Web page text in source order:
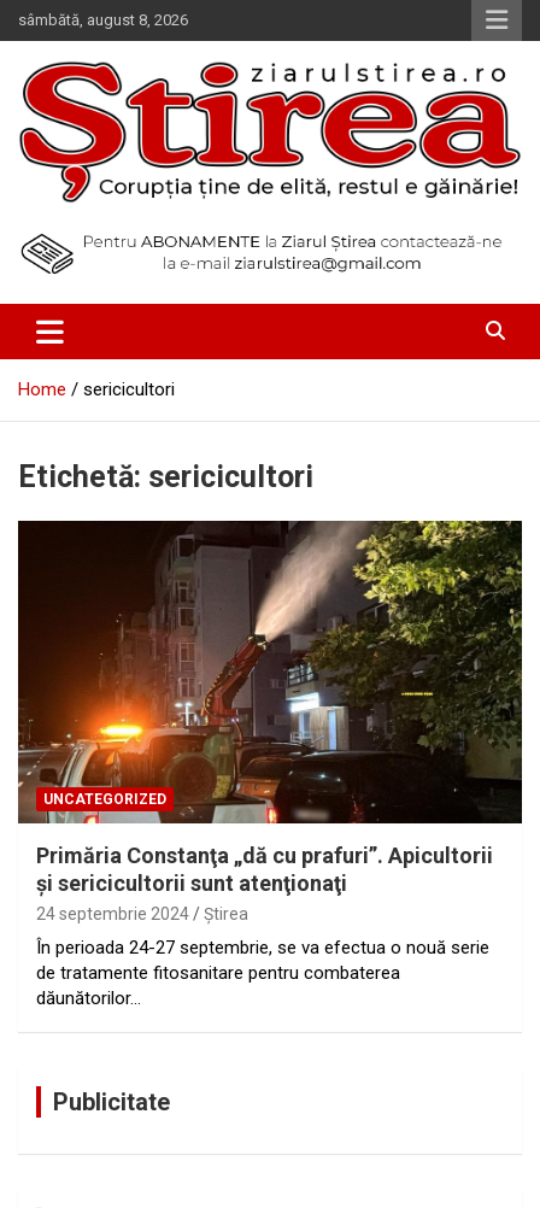
Skip
to
content
sâmbătă, august 8, 2026
Ziarul Știrea
Home sericicultori
Etichetă: sericicultori
UNCATEGORIZED
Primăria Constanţa „dă cu prafuri”. Apicultorii
şi sericicultorii sunt atenţionaţi
24 septembrie 2024 Ştirea
În perioada 24-27 septembrie, se va efectua o nouă serie
de tratamente fitosanitare pentru combaterea
dăunătorilor…
Publicitate